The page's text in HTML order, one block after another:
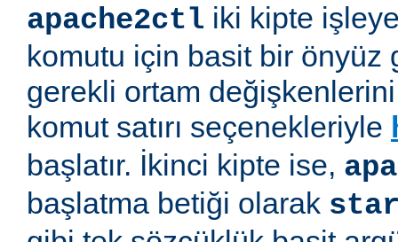
apache2ctl iki kipte
komutu için basit bir önyüz
gerekli ortam
komut satırı seçenekleriyle
başlatır. İkinci kipte ise,
başlatma betiği olarak